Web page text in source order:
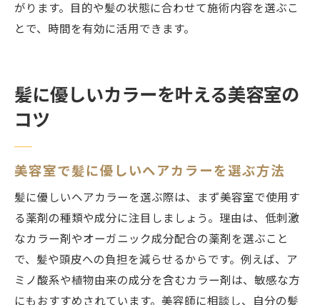
がります。目的や髪の状態に合わせて施術内容を選ぶこ
とで、時間を有効に活用できます。
髪に優しいカラーを叶える美容室の
コツ
美容室で髪に優しいヘアカラーを選ぶ方法
髪に優しいヘアカラーを選ぶ際は、まず美容室で使用す
る薬剤の種類や成分に注目しましょう。理由は、低刺激
なカラー剤やオーガニック成分配合の薬剤を選ぶこと
で、髪や頭皮への負担を減らせるからです。例えば、ア
ミノ酸系や植物由来の成分を含むカラー剤は、敏感な方
にもおすすめされています。美容師に相談し、自分の髪